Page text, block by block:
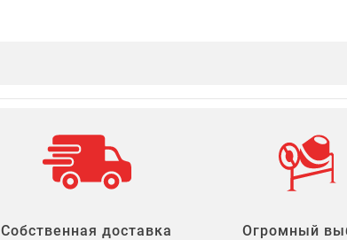
Собственная доставка Огромный